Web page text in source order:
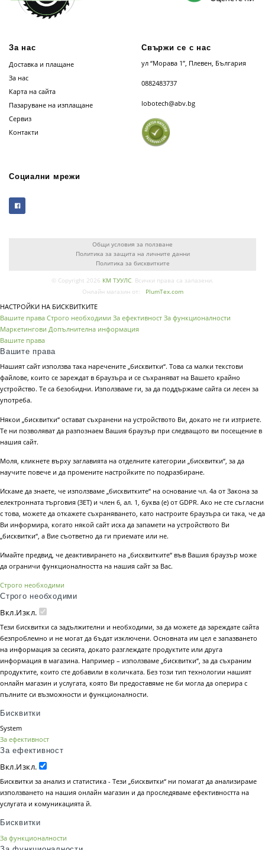
За нас
Доставка и плащане
За нас
Карта на сайта
Пазаруване на изплащане
Сервиз
Контакти
Свържи се с нас
ул “Морава 1”, Плевен, България
0882483737
lobotech@abv.bg
Социални мрежи
Общи условия за ползване
Политика за защита на личните данни
Политика за бисквитките
© Copyright 2026 КМ ТУУЛС. Всички права са запазени.
Онлайн магазин от:
PlumTex.com
НАСТРОЙКИ НА БИСКВИТКИТЕ
Вашите права Строго необходими За ефективност За функционалности
Маркетингови Допълнителна информация
Вашите права
Вашите права
Нашият сайт използва така наречените „бисквитки“. Това са малки текстови
файлове, които се зареждат в браузъра и се съхраняват на Вашето крайно
устройство. Те са безобидни. Използваме ги, за да поддържаме сайта си лесен за
употреба.
Някои „бисквитки“ остават съхранени на устройството Ви, докато не ги изтриете.
Те ни позволяват да разпознаем Вашия браузър при следващото ви посещение в
нашия сайт.
Моля, кликнете върху заглавията на отделните категории „бисквитки“, за да
научите повече и да промените настройките по подразбиране.
Искаме да знаете, че използваме „бисквитките“ на основание чл. 4а от Закона за
електронната търговия (ЗЕТ) и член 6, ал. 1, буква (е) от GDPR. Ако не сте съгласни
с това, можете да откажете съхраняването, като настроите браузъра си така, че да
Ви информира, когато някой сайт иска да запамети на устройството Ви
„бисквитки“, а Вие съответно да ги приемате или не.
Имайте предвид, че деактивирането на „бисквитките“ във Вашия браузър може
да ограничи функционалността на нашия сайт за Вас.
Строго необходими
Строго необходими
Вкл.Изкл.
Тези бисквитки са задължителни и необходими, за да можете да зареждате сайта
безпроблемно и не могат да бъдат изключени. Основната им цел е запазването
на информация за сесията, докато разглеждате продуктите или друга
информация в магазина. Например – използваме „бисквитки“, за да съхраним
продуктите, които сте добавили в количката. Без този тип технологии нашият
онлайн магазин и услугата, която Ви предоставяме не би могла да оперира с
пълните си възможности и функционалности.
Бисквитки
System
За ефективност
За ефективност
Вкл.Изкл.
Бисквитки за анализ и статистика - Тези „бисквитки“ ни помагат да анализираме
използването на нашия онлайн магазин и да проследяваме ефективността на
услугата и комуникацията й.
Бисквитки
За функционалности